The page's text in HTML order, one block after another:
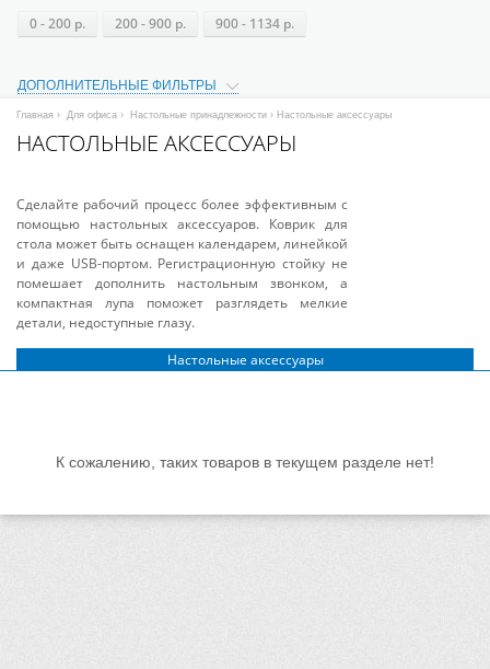
0 - 200 р. 200 - 900 р. 900 - 1134 р.
ДОПОЛНИТЕЛЬНЫЕ ФИЛЬТРЫ
Главная › Для офиса › Настольные принадлежности › Настольные аксессуары
НАСТОЛЬНЫЕ АКСЕССУАРЫ
Сделайте рабочий процесс более эффективным с
помощью настольных аксессуаров. Коврик для
стола может быть оснащен календарем, линейкой
и даже USB-портом. Регистрационную стойку не
помешает дополнить настольным звонком, а
компактная лупа поможет разглядеть мелкие
детали, недоступные глазу.
Настольные аксессуары
К сожалению, таких товаров в текущем разделе нет!